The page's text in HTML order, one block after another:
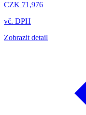
CZK 71,976
vč. DPH
Zobrazit detail